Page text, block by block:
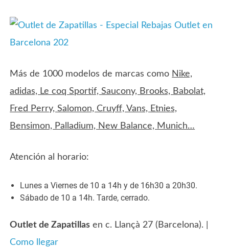
Más de 1000 modelos de marcas como Nike,
adidas, Le coq Sportif, Saucony, Brooks, Babolat,
Fred Perry, Salomon, Cruyff, Vans, Etnies,
Bensimon, Palladium, New Balance, Munich…
Atención al horario:
Lunes a Viernes de 10 a 14h y de 16h30 a 20h30.
Sábado de 10 a 14h. Tarde, cerrado.
Outlet de Zapatillas en c. Llançà 27 (Barcelona). |
Como llegar